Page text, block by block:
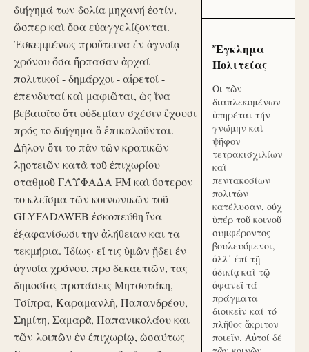
διήγημά των δολία μηχανή ἐστίν,
ὥσπερ καὶ ὅσα εὐαγγελίζονται.
Ἐσκεμμένως προὔτεινα ἐν ἀγνοίᾳ
χρόνου ὅσα ἥρπασαν ἀρχαί -
πολιτικοί - δημάρχοι - αἱρετοί -
ἐπενδυταί καὶ μαφιῶται, ὡς ἵνα
βεβαιοῖτο ὅτι οὐδεμίαν σχέσιν ἔχουσι
πρός το διήγημα ὃ ἐπικαλοῦνται.
Δῆλον ὅτι το πᾶν τῶν κρατικῶν
λῃστειῶν κατὰ τοῦ ἐπιχωρίου
σταθμοῦ ΓΛΥΦΑΔΑ FM καὶ ὕστερον
το κλεῖσμα τῶν κοινωνικῶν τοῦ
GLYFADAWEB ἐσκοπεύθη ἵνα
ἐξαφανίσωσι την ἀλήθειαν και τα
τεκμήρια. Ἰδίως· εἴ τις ὑμῶν ᾔδει ἐν
ἀγνοία χρόνου, προ δεκαετιῶν, τας
δημοσίας προτάσεις Μητσοτάκη,
Τσίπρα, Καραμανλῆ, Παπανδρέου,
Σημίτη, Σαμαρᾶ, Παπανικολάου και
τῶν λοιπῶν ἐν ἐπιχωρίῳ, ὡσαύτως
Ἔγκλημα
Πολιτείας
Οι τῶν
διαπλεκομένων
ὑπηρέται τήν
γνώμην καὶ
ψῆφον
τετρακισχιλίων
καὶ
πεντακοσίων
πολιτῶν
κατέλυσαν, οὐχ
ὑπέρ τοῦ κοινοῦ
συμφέροντος
βουλευόμενοι,
ἀλλ᾽ ἐπί τῇ
ἀδικίᾳ καὶ τῷ
ἀφανεῖ τά
πράγματα
διοικεῖν καί τό
πλῆθος ἄκριτον
ποιεῖν. Αὐτοί δέ